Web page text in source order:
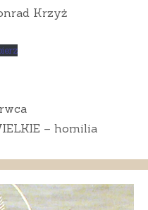
Krzyż
– homilia